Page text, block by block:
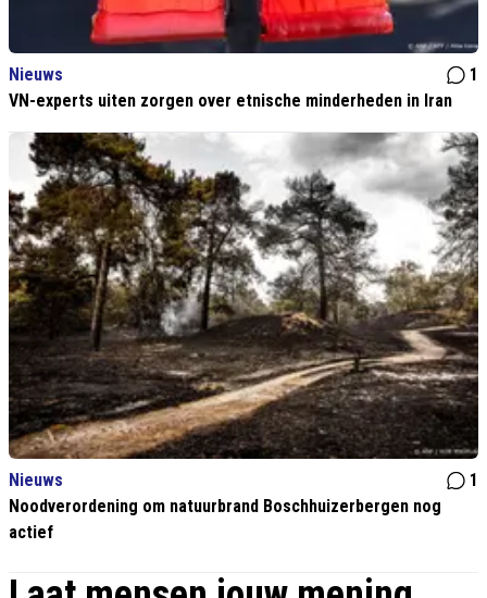
Nieuws
1
VN-experts uiten zorgen over etnische minderheden in Iran
Nieuws
1
Noodverordening om natuurbrand Boschhuizerbergen nog
actief